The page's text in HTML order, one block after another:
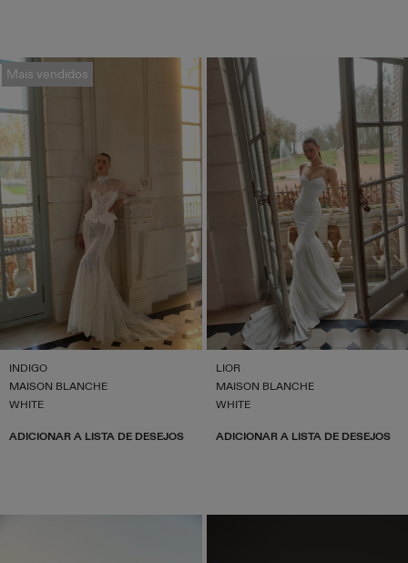
Mais vendidos
INDIGO
MAISON BLANCHE
WHITE
ADICIONAR A LISTA DE DESEJOS
LIOR
MAISON BLANCHE
WHITE
ADICIONAR A LISTA DE DESEJOS